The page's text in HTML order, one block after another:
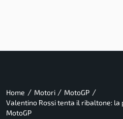
Home / Motori / MotoGP /
Valentino Rossi tenta il ribaltone:
MotoGP